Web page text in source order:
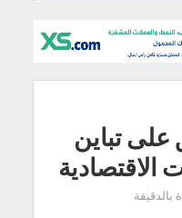
على تباين
الاقتصادية